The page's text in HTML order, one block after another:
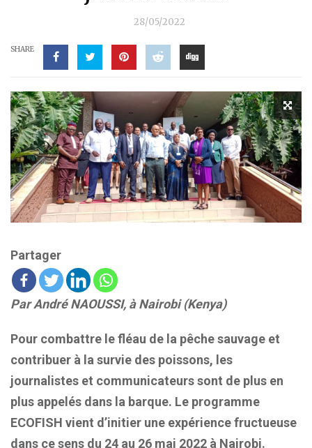
28/05/2022
SHARE
Partager
Par André NAOUSSI, à Nairobi (Kenya)
Pour combattre le fléau de la pêche sauvage et
contribuer à la survie des poissons, les
journalistes et communicateurs sont de plus en
plus appelés dans la barque. Le programme
ECOFISH vient d’initier une expérience fructueuse
dans ce sens du 24 au 26 mai 2022 à Nairobi.